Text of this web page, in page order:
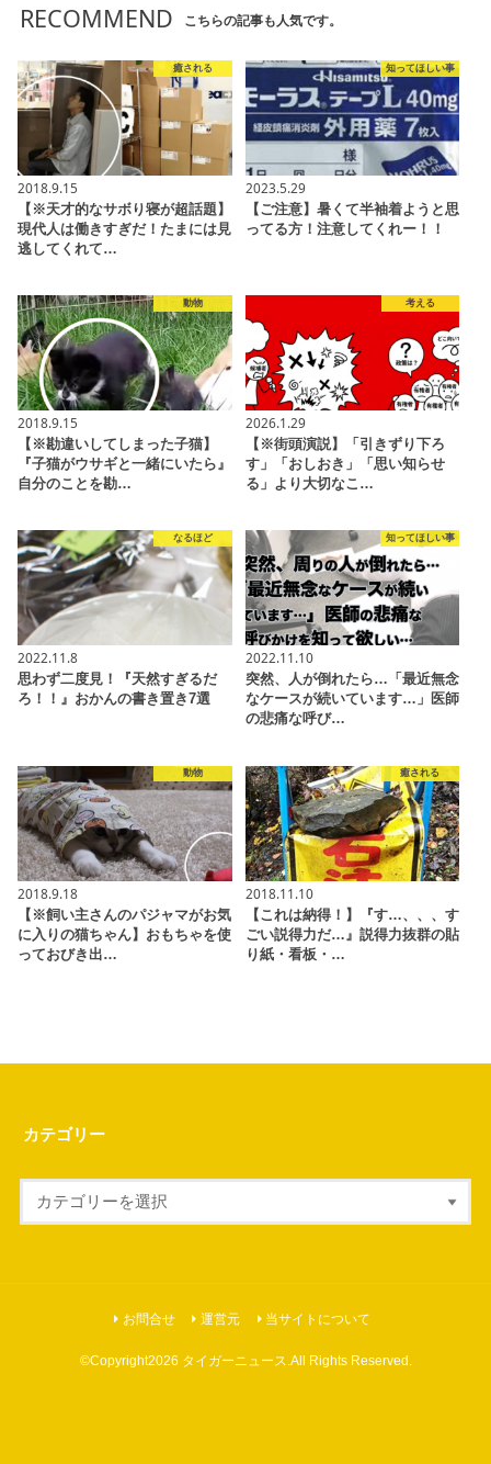
RECOMMEND こちらの記事も人気です。
癒される
2018.9.15
【※天才的なサボり寝が超話題】
現代人は働きすぎだ！たまには見
逃してくれて…
知ってほしい事
2023.5.29
【ご注意】暑くて半袖着ようと思
ってる方！注意してくれー！！
動物
2018.9.15
【※勘違いしてしまった子猫】
『子猫がウサギと一緒にいたら』
自分のことを勘…
考える
2026.1.29
【※街頭演説】「引きずり下ろ
す」「おしおき」「思い知らせ
る」より大切なこ…
なるほど
2022.11.8
思わず二度見！『天然すぎるだ
ろ！！』おかんの書き置き7選
知ってほしい事
2022.11.10
突然、人が倒れたら…「最近無念
なケースが続いています…」医師
の悲痛な呼び…
動物
2018.9.18
【※飼い主さんのパジャマがお気
に入りの猫ちゃん】おもちゃを使
っておびき出…
癒される
2018.11.10
【これは納得！】『す…、、、す
ごい説得力だ…』説得力抜群の貼
り紙・看板・…
カテゴリー
お問合せ 運営元 当サイトについて
©Copyright2026 タイガーニュース .All Rights Reserved.